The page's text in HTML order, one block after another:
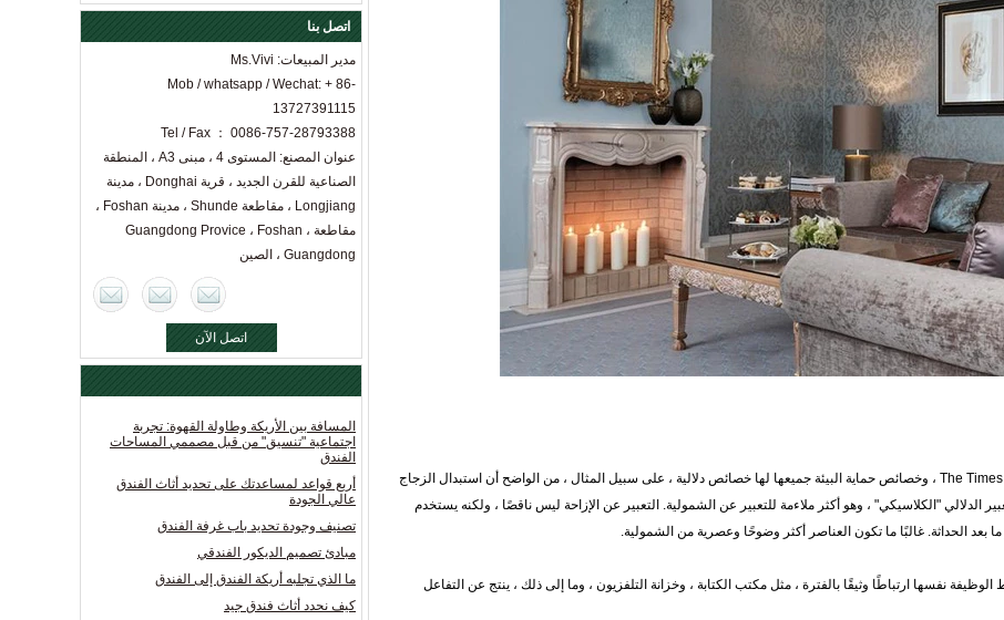
اتصل بنا
مدير المبيعات: Ms.Vivi
Mob / whatsapp / Wechat: + 86-
13727391115
Tel / Fax ： 0086-757-28793388
عنوان المصنع: المستوى 4 ، مبنى A3 ، المنطقة
الصناعية للقرن الجديد ، قرية Donghai ، مدينة
Longjiang ، مقاطعة Shunde ، مدينة Foshan ،
مقاطعة Guangdong Provice ، Foshan ،
Guangdong ، الصين
اتصل الآن
المسافة بين الأريكة وطاولة القهوة: تجربة
اجتماعية "تنسيق" من قبل مصممي المساحات
الفندق
أربع قواعد لمساعدتك على تحديد أثاث الفندق
عالي الجودة
تصنيف وجودة تحديد باب غرفة الفندق
مبادئ تصميم الديكور الفندقي
ما الذي تجلبه أريكة الفندق إلى الفندق
كيف نحدد أثاث فندق جيد
الخصائص التقليدية للمواد ، والعلاقة بين الوظائف والطرق ، وخصائص The Times ، وخصائص حماية البيئة جميعها لها خصائص دلالية ، على سبيل المثال ، من الواضح أن استبدال الزجاج
الدلالي "الكلاسيكي" ، وهو أكثر ملاءمة للتعبير عن الشمولية. التعبير عن الإزاحة ليس ناقصًا ، ولكنه يستخدم
بعد الحداثة. غالبًا ما تكون العناصر أكثر وضوحًا وعصرية من الشمولية.
نفسها ارتباطًا وثيقًا بالفترة ، مثل مكتب الكتابة ، وخزانة التلفزيون ، وما إلى ذلك ، ينتج عن التفاعل